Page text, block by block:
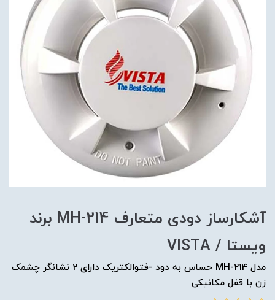
آشکارساز دودی متعارف MH-214 برند
ویستا / VISTA
مدل MH-214 حساس به دود -فتوالکتریک دارای 2 نشانگر چشمک
زن با قفل مکانیکی